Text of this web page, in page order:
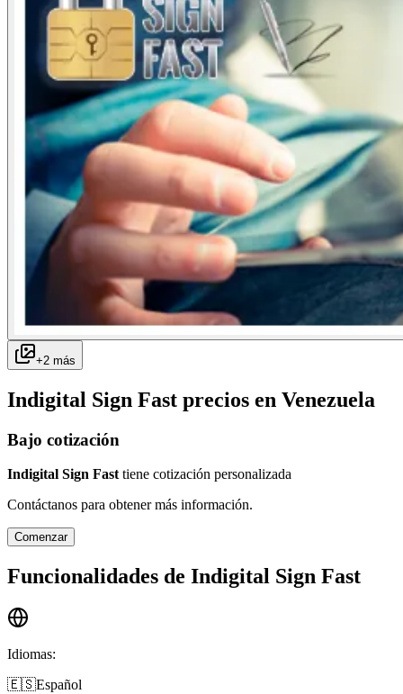
+2 más
Indigital Sign Fast precios en Venezuela
Bajo cotización
Indigital Sign Fast tiene cotización personalizada
Contáctanos para obtener más información.
Comenzar
Funcionalidades de Indigital Sign Fast
Idiomas:
🇪🇸Español